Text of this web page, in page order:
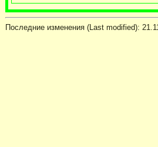
Последние изменения (Last modified):